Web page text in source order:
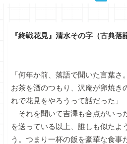
『終戦花見』清水その字（古典落
「何年か前、落語で聞いた言葉さ
お茶を酒のつもり、沢庵が卵焼き
れで花見をやろうって話だった」
それを聞いて吉澤も合点がいっ
を送っている以上、誰しも似たよ
う。つまり一杯の飯を豪華な食事